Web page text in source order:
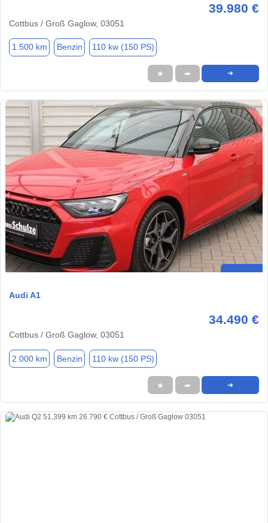
39.980 €
Cottbus / Groß Gaglow, 03051
1.500 km Benzin 110 kw (150 PS)
★ ➦ ➜
Audi A1
34.490 €
Cottbus / Groß Gaglow, 03051
2.000 km Benzin 110 kw (150 PS)
★ ➦ ➜